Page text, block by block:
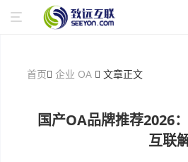
首页 企业 OA 文章正文
国产OA品牌推荐2026
互联